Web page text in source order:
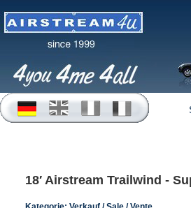
18′ Airstream Trailwind -